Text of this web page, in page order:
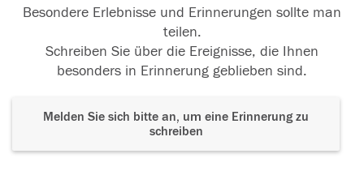
Besondere Erlebnisse und Erinnerungen sollte man
teilen.
Schreiben Sie über die Ereignisse, die Ihnen
besonders in Erinnerung geblieben sind.
Melden Sie sich bitte an, um eine Erinnerung zu
schreiben